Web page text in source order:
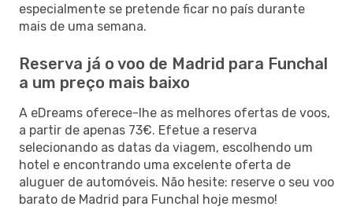
especialmente se pretende ficar no país durante
mais de uma semana.
Reserva já o voo de Madrid para Funchal
a um preço mais baixo
A eDreams oferece-lhe as melhores ofertas de voos,
a partir de apenas 73€. Efetue a reserva
selecionando as datas da viagem, escolhendo um
hotel e encontrando uma excelente oferta de
aluguer de automóveis. Não hesite: reserve o seu voo
barato de Madrid para Funchal hoje mesmo!